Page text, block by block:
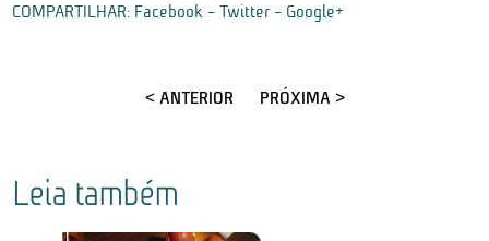
COMPARTILHAR: Facebook -Twitter - Google+
< ANTERIOR PRÓXIMA >
Leia também